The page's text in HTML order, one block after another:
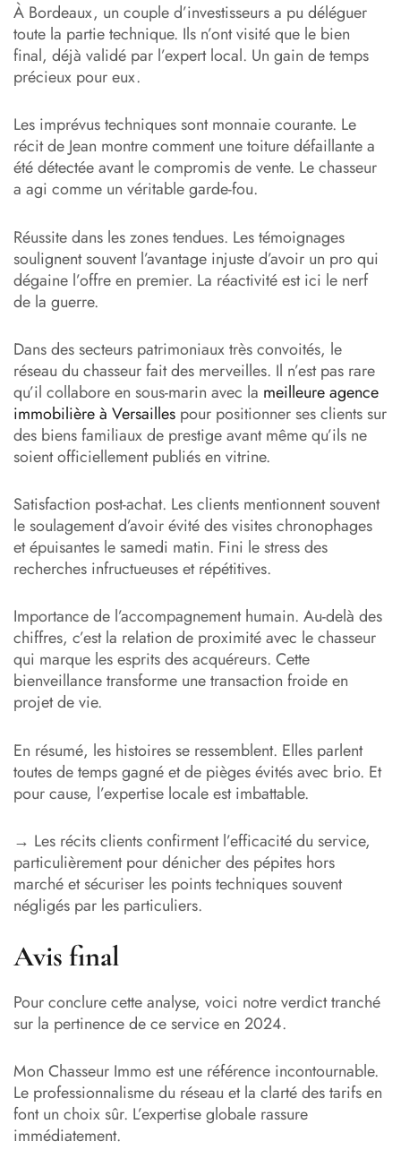
À Bordeaux, un couple d’investisseurs a pu déléguer
toute la partie technique. Ils n’ont visité que le bien
final, déjà validé par l’expert local. Un gain de temps
précieux pour eux.
Les imprévus techniques sont monnaie courante. Le
récit de Jean montre comment une toiture défaillante a
été détectée avant le compromis de vente. Le chasseur
a agi comme un véritable garde-fou.
Réussite dans les zones tendues. Les témoignages
soulignent souvent l’avantage injuste d’avoir un pro qui
dégaine l’offre en premier. La réactivité est ici le nerf
de la guerre.
Dans des secteurs patrimoniaux très convoités, le
réseau du chasseur fait des merveilles. Il n’est pas rare
qu’il collabore en sous-marin avec la meilleure agence
immobilière à Versailles pour positionner ses clients sur
des biens familiaux de prestige avant même qu’ils ne
soient officiellement publiés en vitrine.
Satisfaction post-achat. Les clients mentionnent souvent
le soulagement d’avoir évité des visites chronophages
et épuisantes le samedi matin. Fini le stress des
recherches infructueuses et répétitives.
Importance de l’accompagnement humain. Au-delà des
chiffres, c’est la relation de proximité avec le chasseur
qui marque les esprits des acquéreurs. Cette
bienveillance transforme une transaction froide en
projet de vie.
En résumé, les histoires se ressemblent. Elles parlent
toutes de temps gagné et de pièges évités avec brio. Et
pour cause, l’expertise locale est imbattable.
→ Les récits clients confirment l’efficacité du service,
particulièrement pour dénicher des pépites hors
marché et sécuriser les points techniques souvent
négligés par les particuliers.
Avis final
Pour conclure cette analyse, voici notre verdict tranché
sur la pertinence de ce service en 2024.
Mon Chasseur Immo est une référence incontournable.
Le professionnalisme du réseau et la clarté des tarifs en
font un choix sûr. L’expertise globale rassure
immédiatement.